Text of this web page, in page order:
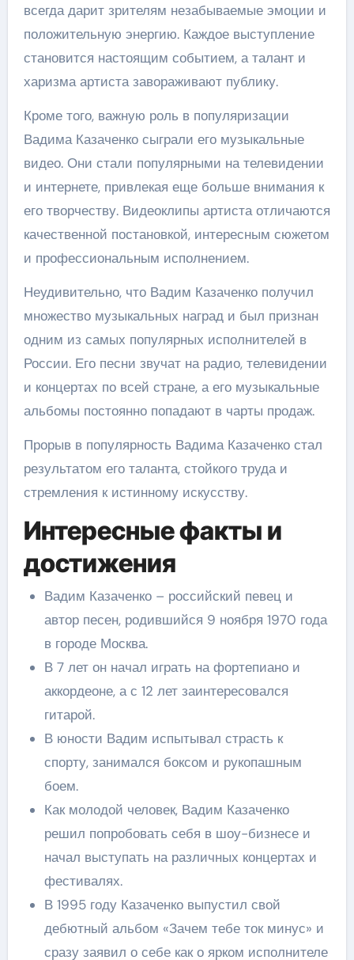
всегда дарит зрителям незабываемые эмоции и
положительную энергию. Каждое выступление
становится настоящим событием, а талант и
харизма артиста завораживают публику.
Кроме того, важную роль в популяризации
Вадима Казаченко сыграли его музыкальные
видео. Они стали популярными на телевидении
и интернете, привлекая еще больше внимания к
его творчеству. Видеоклипы артиста отличаются
качественной постановкой, интересным сюжетом
и профессиональным исполнением.
Неудивительно, что Вадим Казаченко получил
множество музыкальных наград и был признан
одним из самых популярных исполнителей в
России. Его песни звучат на радио, телевидении
и концертах по всей стране, а его музыкальные
альбомы постоянно попадают в чарты продаж.
Прорыв в популярность Вадима Казаченко стал
результатом его таланта, стойкого труда и
стремления к истинному искусству.
Интересные факты и
достижения
Вадим Казаченко – российский певец и
автор песен, родившийся 9 ноября 1970 года
в городе Москва.
В 7 лет он начал играть на фортепиано и
аккордеоне, а с 12 лет заинтересовался
гитарой.
В юности Вадим испытывал страсть к
спорту, занимался боксом и рукопашным
боем.
Как молодой человек, Вадим Казаченко
решил попробовать себя в шоу-бизнесе и
начал выступать на различных концертах и
фестивалях.
В 1995 году Казаченко выпустил свой
дебютный альбом «Зачем тебе ток минус» и
сразу заявил о себе как о ярком исполнителе